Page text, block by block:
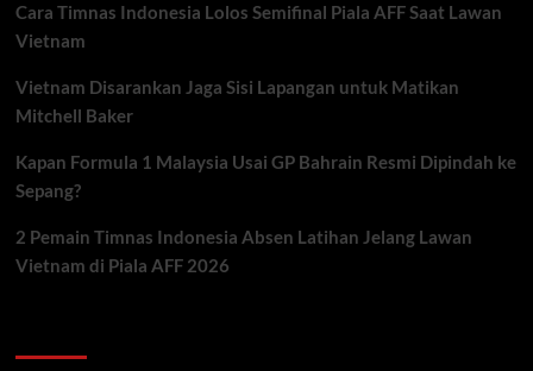
Cara Timnas Indonesia Lolos Semifinal Piala AFF Saat Lawan
Vietnam
Vietnam Disarankan Jaga Sisi Lapangan untuk Matikan
Mitchell Baker
Kapan Formula 1 Malaysia Usai GP Bahrain Resmi Dipindah ke
Sepang?
2 Pemain Timnas Indonesia Absen Latihan Jelang Lawan
Vietnam di Piala AFF 2026